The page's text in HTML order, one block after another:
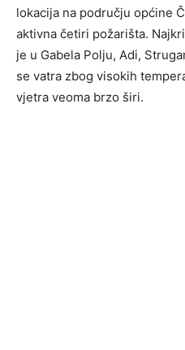
lokacija na području općine
aktivna četiri požarišta.
je u Gabela Polju, Adi,
se vatra zbog visokih
vjetra veoma brzo širi.